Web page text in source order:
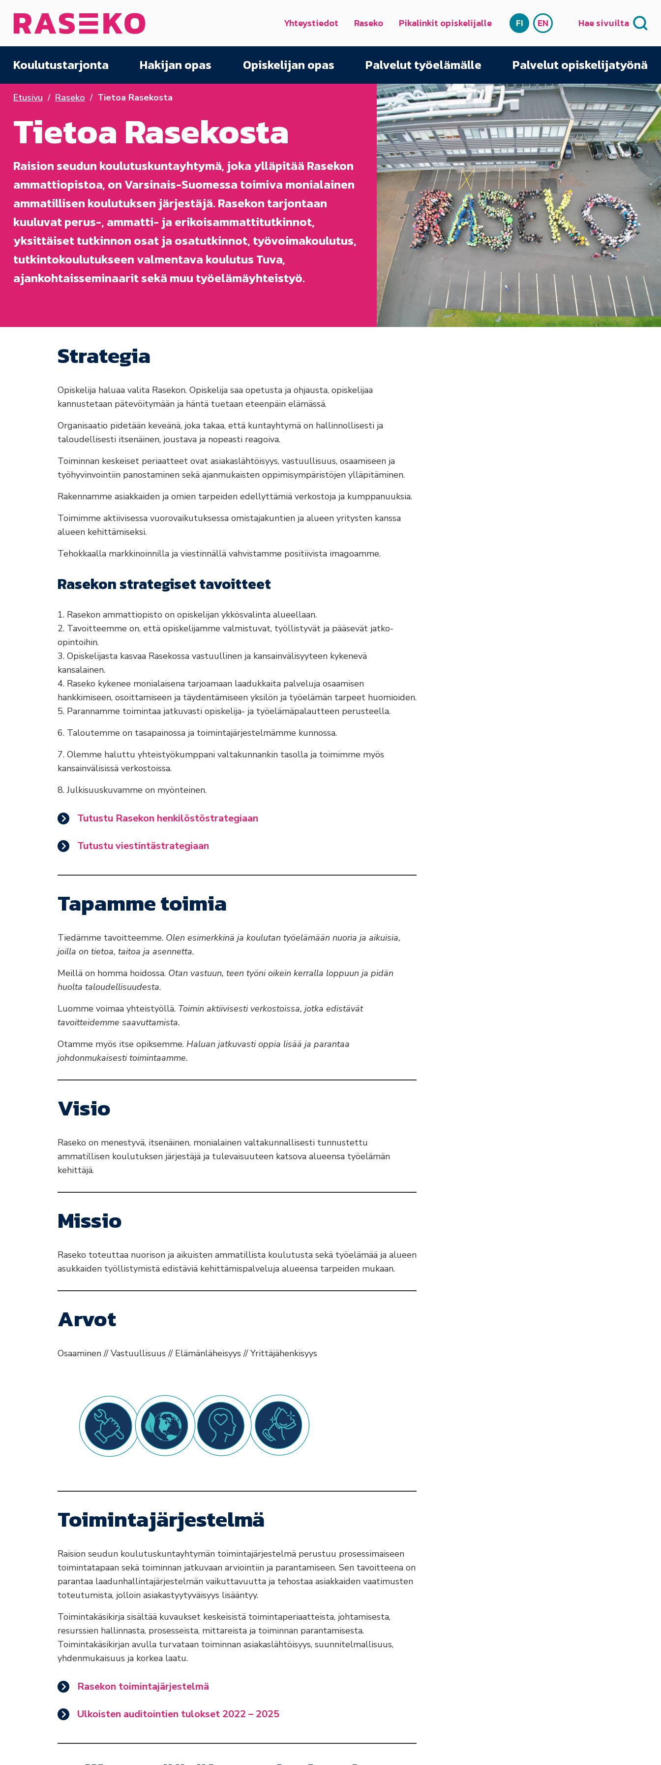
Etusivu Yhteystiedot Raseko Pikalinkit opiskelijalle SUOMI
FI ENGLISH
EN Hae sivuilta
Koulutustarjonta Hakijan opas Opiskelijan opas Palvelut työelämälle Palvelut opiskelijatyönä
Etusivu Raseko Tietoa Rasekosta
Tietoa Rasekosta
Raision seudun koulutuskuntayhtymä, joka ylläpitää Rasekon
ammattiopistoa, on Varsinais-Suomessa toimiva monialainen
ammatillisen koulutuksen järjestäjä. Rasekon tarjontaan
kuuluvat perus-, ammatti- ja erikoisammattitutkinnot,
yksittäiset tutkinnon osat ja osatutkinnot, työvoimakoulutus,
tutkintokoulutukseen valmentava koulutus Tuva,
ajankohtaisseminaarit sekä muu työelämäyhteistyö.
Strategia
Opiskelija haluaa valita Rasekon. Opiskelija saa opetusta ja ohjausta, opiskelijaa
kannustetaan pätevöitymään ja häntä tuetaan eteenpäin elämässä.
Organisaatio pidetään keveänä, joka takaa, että kuntayhtymä on hallinnollisesti ja
taloudellisesti itsenäinen, joustava ja nopeasti reagoiva.
Toiminnan keskeiset periaatteet ovat asiakaslähtöisyys, vastuullisuus, osaamiseen ja
työhyvinvointiin panostaminen sekä ajanmukaisten oppimisympäristöjen ylläpitäminen.
Rakennamme asiakkaiden ja omien tarpeiden edellyttämiä verkostoja ja kumppanuuksia.
Toimimme aktiivisessa vuorovaikutuksessa omistajakuntien ja alueen yritysten kanssa
alueen kehittämiseksi.
Tehokkaalla markkinoinnilla ja viestinnällä vahvistamme positiivista imagoamme.
Rasekon strategiset tavoitteet
1. Rasekon ammattiopisto on opiskelijan ykkösvalinta alueellaan.
2. Tavoitteemme on, että opiskelijamme valmistuvat, työllistyvät ja pääsevät jatko-
opintoihin.
3. Opiskelijasta kasvaa Rasekossa vastuullinen ja kansainvälisyyteen kykenevä
kansalainen.
4. Raseko kykenee monialaisena tarjoamaan laadukkaita palveluja osaamisen
hankkimiseen, osoittamiseen ja täydentämiseen yksilön ja työelämän tarpeet huomioiden.
5. Parannamme toimintaa jatkuvasti opiskelija- ja työelämäpalautteen perusteella.
6. Taloutemme on tasapainossa ja toimintajärjestelmämme kunnossa.
7. Olemme haluttu yhteistyökumppani valtakunnankin tasolla ja toimimme myös
kansainvälisissä verkostoissa.
8. Julkisuuskuvamme on myönteinen.
Tutustu Rasekon henkilöstöstrategiaan
Tutustu viestintästrategiaan
Tapamme toimia
Tiedämme tavoitteemme. Olen esimerkkinä ja koulutan työelämään nuoria ja aikuisia,
joilla on tietoa, taitoa ja asennetta.
Meillä on homma hoidossa. Otan vastuun, teen työni oikein kerralla loppuun ja pidän
huolta taloudellisuudesta.
Luomme voimaa yhteistyöllä. Toimin aktiivisesti verkostoissa, jotka edistävät
tavoitteidemme saavuttamista.
Otamme myös itse opiksemme. Haluan jatkuvasti oppia lisää ja parantaa
johdonmukaisesti toimintaamme.
Visio
Raseko on menestyvä, itsenäinen, monialainen valtakunnallisesti tunnustettu
ammatillisen koulutuksen järjestäjä ja tulevaisuuteen katsova alueensa työelämän
kehittäjä.
Missio
Raseko toteuttaa nuorison ja aikuisten ammatillista koulutusta sekä työelämää ja alueen
asukkaiden työllistymistä edistäviä kehittämispalveluja alueensa tarpeiden mukaan.
Arvot
Osaaminen // Vastuullisuus // Elämänläheisyys // Yrittäjähenkisyys
Toimintajärjestelmä
Raision seudun koulutuskuntayhtymän toimintajärjestelmä perustuu prosessimaiseen
toimintatapaan sekä toiminnan jatkuvaan arviointiin ja parantamiseen. Sen tavoitteena on
parantaa laadunhallintajärjestelmän vaikuttavuutta ja tehostaa asiakkaiden vaatimusten
toteutumista, jolloin asiakastyytyväisyys lisääntyy.
Toimintakäsikirja sisältää kuvaukset keskeisistä toimintaperiaatteista, johtamisesta,
resurssien hallinnasta, prosesseista, mittareista ja toiminnan parantamisesta.
Toimintakäsikirjan avulla turvataan toiminnan asiakaslähtöisyys, suunnitelmallisuus,
yhdenmukaisuus ja korkea laatu.
Rasekon toimintajärjestelmä
Ulkoisten auditointien tulokset 2022 – 2025